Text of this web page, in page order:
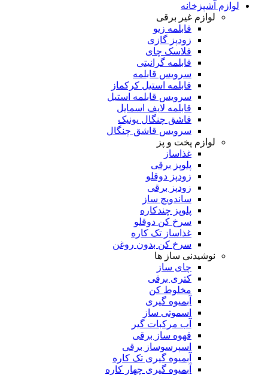
لوازم آشپزخانه
لوازم غیر برقی
قابلمه زیو
زودپز گازی
فلاسک چای
قابلمه گرانیتی
سرویس قابلمه
قابلمه استیل کرکماز
سرویس قابلمه استیل
قابلمه لایف اسمایل
قاشق چنگال یونیک
سرویس قاشق چنگال
لوازم پخت و پز
غذاساز
پلوپز برقی
زودپز دوقلو
زودپز برقی
ساندویچ ساز
پلوپز چندکاره
سرخ کن دوقلو
غذاساز تک کاره
سرخ کن بدون روغن
نوشیدنی ساز ها
چای ساز
کتری برقی
مخلوط کن
آبمیوه گیری
اسموتی ساز
آب مرکبات گیر
قهوه ساز برقی
اسپرسوساز برقی
آبمیوه گیری تک کاره
آبمیوه گیری چهار کاره